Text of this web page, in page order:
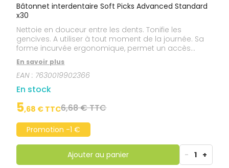
Bâtonnet interdentaire Soft Picks Advanced Standard
x30
Nettoie en douceur entre les dents. Tonifie les
gencives. A utiliser à tout moment de la journée. Sa
forme incurvée ergonomique, permet un accès
facilité à toutes les zones de la bouche, même les
plus difficiles d'accès.
En savoir plus
EAN : 7630019902366
En stock
5,68 € TTC6,68 € TTC
Promotion -1 €
Ajouter au panier - 1 +